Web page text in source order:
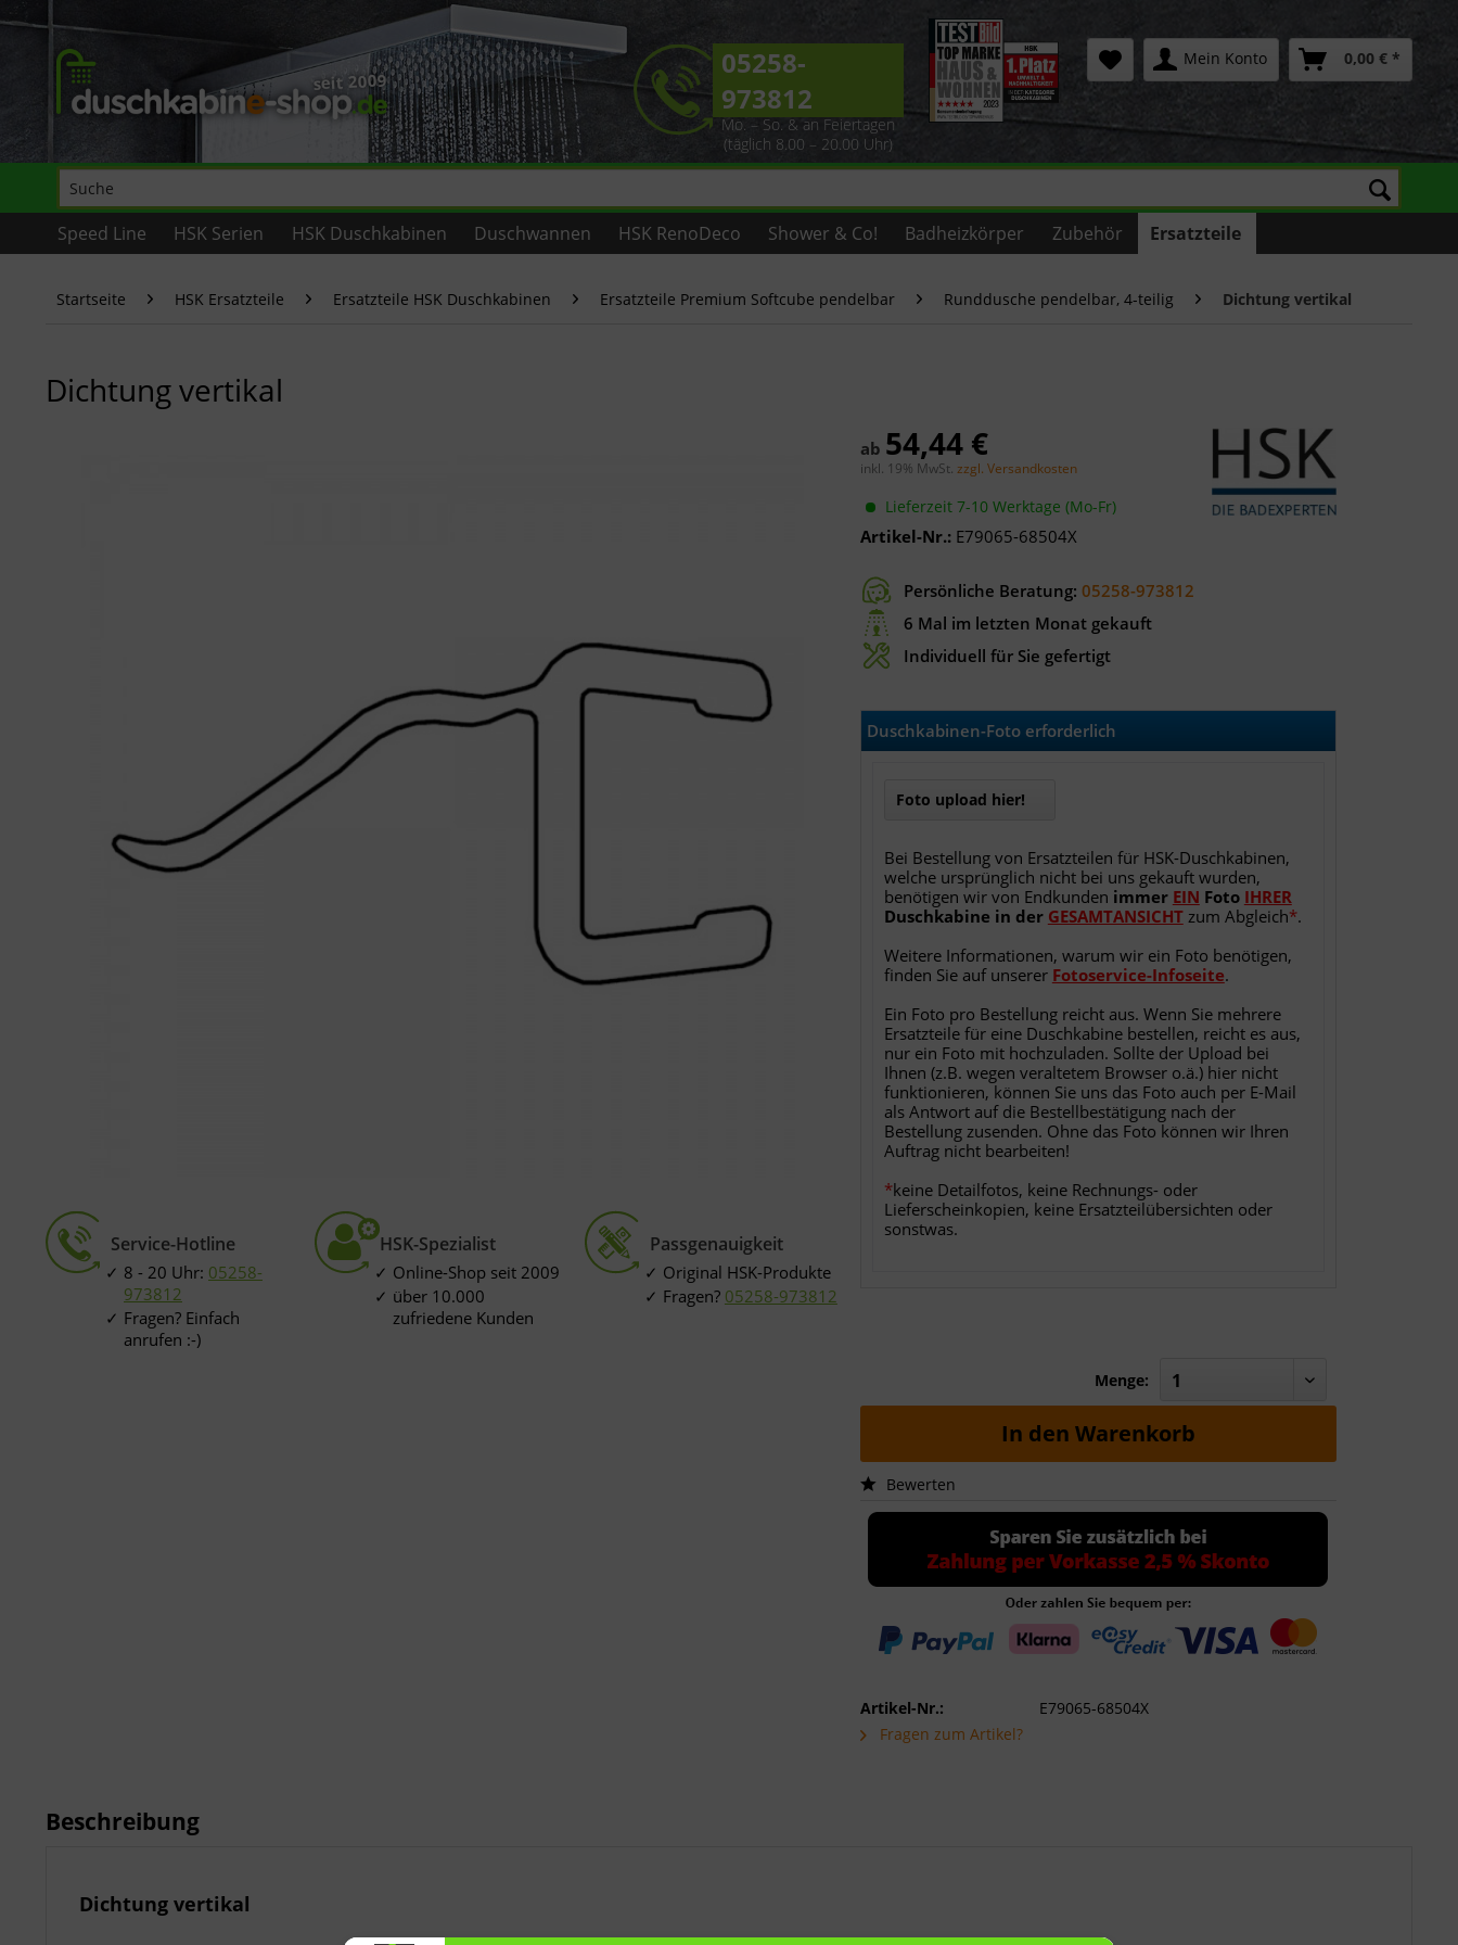
05258-
973812
Mo. – So. & an Feiertagen
(täglich 8.00 – 20.00 Uhr)
Mein Konto 0,00 € *
Speed Line HSK Serien HSK Duschkabinen Duschwannen HSK RenoDeco Shower & Co! Badheizkörper Zubehör Ersatzteile
Startseite HSK Ersatzteile Ersatzteile HSK Duschkabinen Ersatzteile Premium Softcube pendelbar Runddusche pendelbar, 4-teilig Dichtung vertikal
Dichtung vertikal
Service-Hotline
8 - 20 Uhr: 05258-
973812
Fragen? Einfach
anrufen :-)
HSK-Spezialist
Online-Shop seit 2009
über 10.000
zufriedene Kunden
Passgenauigkeit
Original HSK-Produkte
Fragen? 05258-973812
ab 54,44 €
inkl. 19% MwSt. zzgl. Versandkosten
Lieferzeit 7-10 Werktage (Mo-Fr)
Artikel-Nr.: E79065-68504X
Persönliche Beratung: 05258-973812
6 Mal im letzten Monat gekauft
Individuell für Sie gefertigt
Duschkabinen-Foto erforderlich
Foto upload hier!
Bei Bestellung von Ersatzteilen für HSK-Duschkabinen,
welche ursprünglich nicht bei uns gekauft wurden,
benötigen wir von Endkunden immer EIN Foto IHRER
Duschkabine in der GESAMTANSICHTzum Abgleich*.
Weitere Informationen, warum wir ein Foto benötigen,
finden Sie auf unserer Fotoservice-Infoseite.
Ein Foto pro Bestellung reicht aus. Wenn Sie mehrere
Ersatzteile für eine Duschkabine bestellen, reicht es aus,
nur ein Foto mit hochzuladen. Sollte der Upload bei
Ihnen (z.B. wegen veraltetem Browser o.ä.) hier nicht
funktionieren, können Sie uns das Foto auch per E-Mail
als Antwort auf die Bestellbestätigung nach der
Bestellung zusenden. Ohne das Foto können wir Ihren
Auftrag nicht bearbeiten!
*keine Detailfotos, keine Rechnungs- oder
Lieferscheinkopien, keine Ersatzteilübersichten oder
sonstwas.
Menge:
In den Warenkorb
Bewerten
Artikel-Nr.:
E79065-68504X
Fragen zum Artikel?
Beschreibung
Dichtung vertikal